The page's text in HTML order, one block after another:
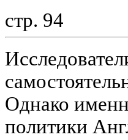
стр. 94
Однако
политики